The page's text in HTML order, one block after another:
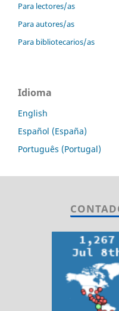
Para lectores/as
Para autores/as
Para bibliotecarios/as
Idioma
English
Español (España)
Português (Portugal)